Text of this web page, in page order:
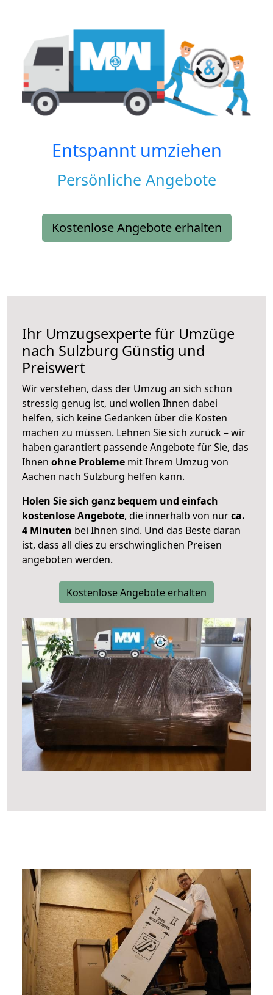
Entspannt umziehen
Persönliche Angebote
Kostenlose Angebote erhalten
Ihr Umzugsexperte für Umzüge
nach Sulzburg Günstig und
Preiswert
Wir verstehen, dass der Umzug an sich schon
stressig genug ist, und wollen Ihnen dabei
helfen, sich keine Gedanken über die Kosten
machen zu müssen. Lehnen Sie sich zurück – wir
haben garantiert passende Angebote für Sie, das
Ihnen ohne Probleme mit Ihrem Umzug von
Aachen nach Sulzburg helfen kann.
Holen Sie sich ganz bequem und einfach
kostenlose Angebote, die innerhalb von nurca.
4 Minuten bei Ihnen sind. Und das Beste daran
ist, dass all dies zu erschwinglichen Preisen
angeboten werden.
Kostenlose Angebote erhalten